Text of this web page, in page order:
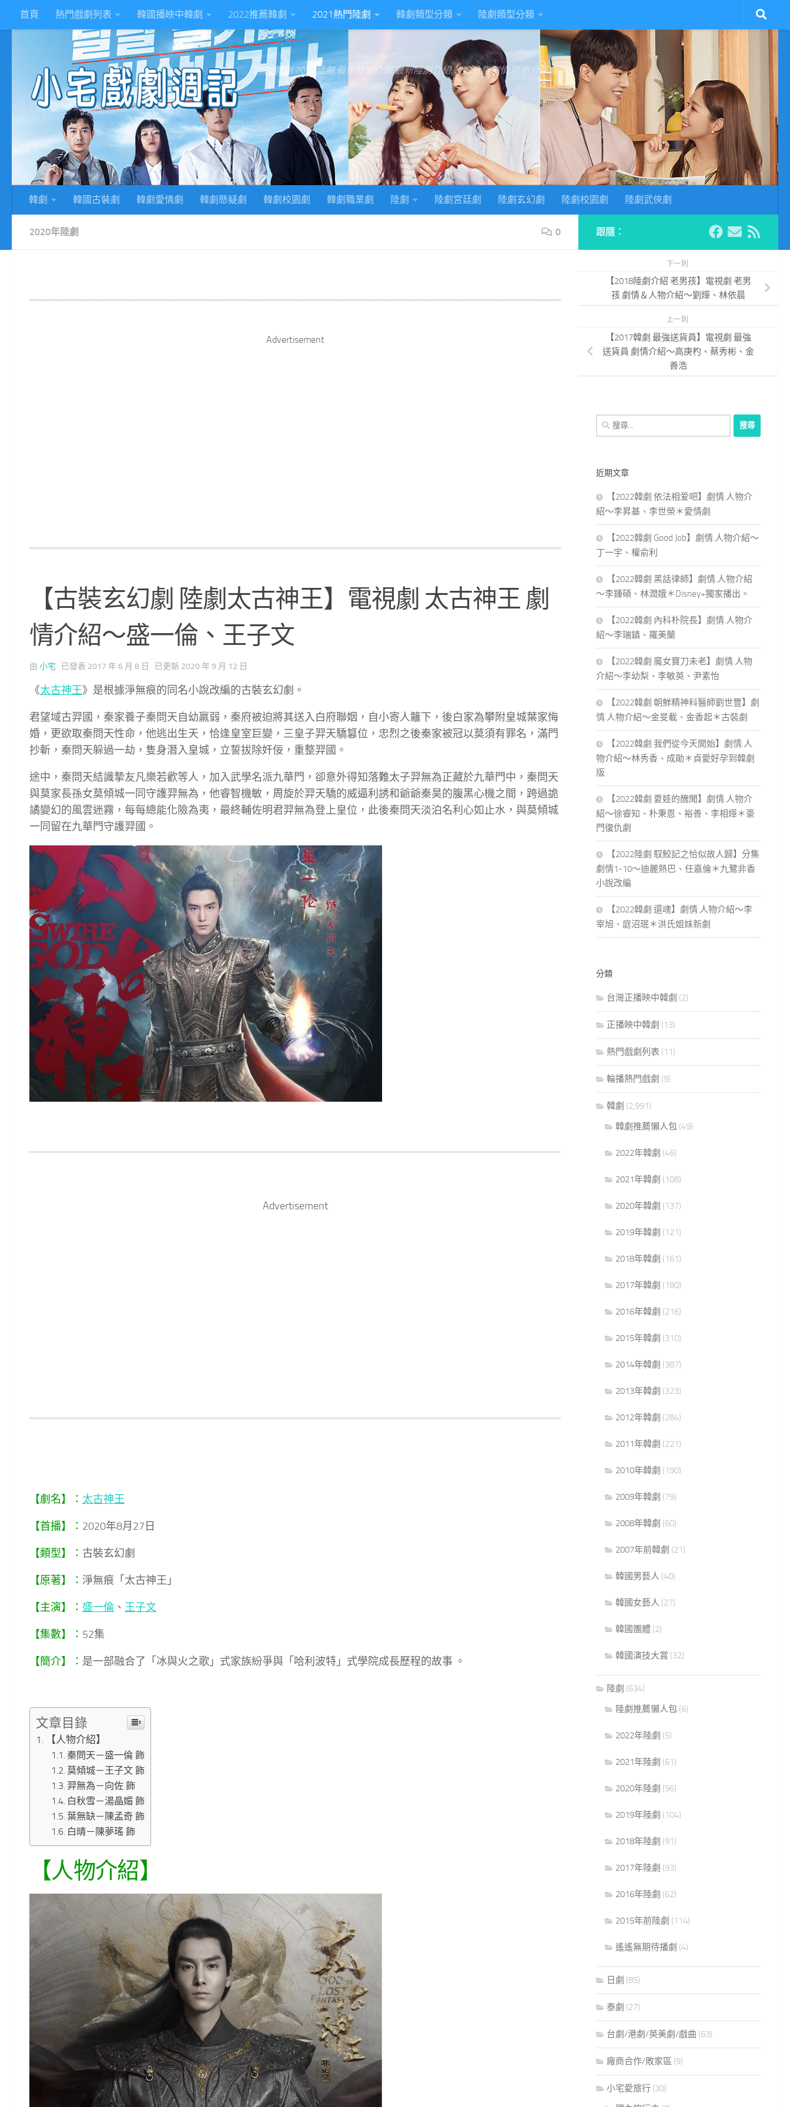
Skip to content
首頁 熱門戲劇列表 韓國播映中韓劇 2022推薦韓劇 2021熱門陸劇 韓劇類型分類 陸劇類型分類
2022韓劇,2022陸劇,最新韓劇介紹,最新陸劇介紹,韓劇分集劇情,陸劇分集劇情
韓劇 韓國古裝劇 韓劇愛情劇 韓劇懸疑劇 韓劇校園劇 韓劇職業劇 陸劇 陸劇宮廷劇 陸劇玄幻劇 陸劇校園劇 陸劇武俠劇
2020年陸劇 0
Advertisement
【古裝玄幻劇 陸劇太古神王】電視劇 太古神王 劇
情介紹～盛一倫、王子文
由 小宅 · 已發表 2017 年 6 月 8 日 · 已更新 2020 年 9 月 12 日
《太古神王》是根據淨無痕的同名小說改編的古裝玄幻劇。
君望域古羿國，秦家養子秦問天自幼羸弱，秦府被迫將其送入白府聯姻，自小寄人籬下，後白家為攀附皇城葉家悔
婚，更欲取秦問天性命，他逃出生天，恰逢皇室巨變，三皇子羿天驕篡位，忠烈之後秦家被冠以莫須有罪名，滿門
抄斬，秦問天躲過一劫，隻身潛入皇城，立誓拔除奸佞，重整羿國。
途中，秦問天結識摯友凡樂若歡等人，加入武學名派九華門，卻意外得知落難太子羿無為正藏於九華門中，秦問天
與莫家長孫女莫傾城一同守護羿無為，他睿智機敏，周旋於羿天驕的威逼利誘和爺爺秦昊的腹黑心機之間，跨過詭
譎變幻的風雲迷霧，每每總能化險為夷，最終輔佐明君羿無為登上皇位，此後秦問天淡泊名利心如止水，與莫傾城
一同留在九華門守護羿國。
Advertisement
【劇名】： 太古神王
【首播】： 2020年8月27日
【類型】： 古裝玄幻劇
【原著】： 淨無痕「太古神王」
【主演】： 盛一倫 、 王子文
【集數】： 52集
【簡介】： 是一部融合了「冰與火之歌」式家族紛爭與「哈利波特」式學院成長歷程的故事 。
文章目錄
【人物介紹】
秦問天－盛一倫 飾
莫傾城－王子文 飾
羿無為－向佐 飾
白秋雪－湯晶媚 飾
葉無缺－陳孟奇 飾
白晴－陳夢瑤 飾
【人物介紹】
跟隨：
下一則
【2018陸劇介紹 老男孩】電視劇 老男
孩 劇情＆人物介紹～劉燁、林依晨
上一則
【2017韓劇 最強送貨員】電視劇 最強
送貨員 劇情介紹～高庚杓、蔡秀彬、金
善浩
搜
尋
字:
近期文章
【2022韓劇 依法相爱吧】劇情.人物介
紹～李昇基、李世榮＊愛情劇
【2022韓劇 Good Job】劇情.人物介紹～
丁一宇、權俞利
【2022韓劇 黑話律師】劇情.人物介紹
～李鍾碩、林潤娥＊Disney+獨家播出。
【2022韓劇 內科朴院長】劇情.人物介
紹～李瑞鎮、羅美蘭
【2022韓劇 魔女寶刀未老】劇情.人物
介紹～李幼梨、李敏英、尹素怡
【2022韓劇 朝鮮精神科醫師劉世豐】劇
情.人物介紹～金旻載、金香起＊古裝劇
【2022韓劇 我們從今天開始】劇情.人
物介紹～林秀香、成勛＊貞愛好孕到韓劇
版
【2022韓劇 夏娃的醜聞】劇情.人物介
紹～徐睿知、朴秉恩、裕善、李相燁＊豪
門復仇劇
【2022陸劇 馭鮫記之恰似故人歸】分集
劇情1-10～迪麗熱巴、任嘉倫＊九鷺非香
小說改編
【2022韓劇 還魂】劇情.人物介紹～李
宰旭、庭沼珉＊洪氏姐妹新劇
分類
台灣正播映中韓劇 (2)
正播映中韓劇 (13)
熱門戲劇列表 (11)
輪播熱門戲劇 (9)
韓劇 (2,991)
韓劇推薦懶人包 (49)
2022年韓劇 (46)
2021年韓劇 (108)
2020年韓劇 (137)
2019年韓劇 (121)
2018年韓劇 (161)
2017年韓劇 (180)
2016年韓劇 (216)
2015年韓劇 (310)
2014年韓劇 (387)
2013年韓劇 (323)
2012年韓劇 (284)
2011年韓劇 (221)
2010年韓劇 (190)
2009年韓劇 (79)
2008年韓劇 (60)
2007年前韓劇 (21)
韓國男藝人 (40)
韓國女藝人 (27)
韓國團體 (2)
韓國演技大賞 (32)
陸劇 (634)
陸劇推薦懶人包 (6)
2022年陸劇 (5)
2021年陸劇 (61)
2020年陸劇 (96)
2019年陸劇 (104)
2018年陸劇 (91)
2017年陸劇 (93)
2016年陸劇 (62)
2015年前陸劇 (114)
遙遙無期待播劇 (4)
日劇 (85)
泰劇 (27)
台劇/港劇/英美劇/戲曲 (63)
廠商合作/敗家區 (9)
小宅愛旅行 (30)